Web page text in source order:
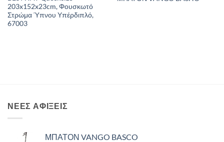
203x152x23cm, Φουσκωτό
Στρώμα Ύπνου Υπέρδιπλό,
67003
ΝΈΕΣ ΑΦΊΞΕΙΣ
ΜΠΑΤΟΝ VANGO BASCO